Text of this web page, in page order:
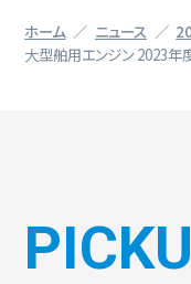
ホーム ニュース
大型舶用エンジン 2023年